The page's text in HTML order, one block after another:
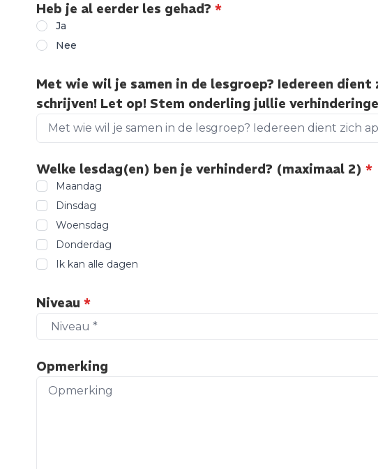
Heb je al eerder les gehad? *
Ja
Nee
Met wie wil je samen in de lesgroep? Iedereen
schrijven! Let op! Stem onderling jullie
Welke lesdag(en) ben je verhinderd? (maximaal 2) *
Maandag
Dinsdag
Woensdag
Donderdag
Ik kan alle dagen
Niveau *
Opmerking